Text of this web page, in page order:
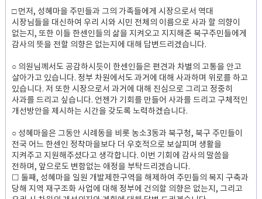
□ 먼저, 성혜마을 주민들과 그의 가족들에게 시장으로서 역대
시장님들을 대신하여 우리 시와 시민 전체의 이름으로 사과 할 의향이
없는지, 또한 이들 한센인들의 삶을 지켜오고 지지해준 북구주민들에게
감사의 뜻을 전할 의향은 없는지에 대해 답변드리겠습니다.
○ 의원님께서도 공감하시듯이 한센인들은 편견과 차별의 고통을 안고
살아가고 있습니다. 정부 차원에서도 과거에 대해 사과하며 위로를 하고
있습니다. 저 또한 시장으로서 과거에 대해 진심으로 그리고 정중히
사과를 드리고 싶습니다. 언젠가 기회를 만들어 사과를 드리고 구체적인
개선방안을 제시하는 시간을 갖도록 노력하겠습니다.
○ 성혜마을은 그동안 시례동을 비롯 농소3동과 북구청, 북구 주민들이
전국 어느 한센인 정착마을보다 더 우호적으로 보살피며 생활을
지켜주고 지원해주셨다고 생각합니다. 이번 기회에 감사의 말씀을
전하며, 앞으로도 변함없는 애정을 부탁드리겠습니다.
☐ 둘째, 성혜마을 일원 개발제한구역을 해제하여 주민들의 복지 구축과
당해 지역 재구조화 사업에 대해 정부에 건의할 의향은 없는지, 그리고